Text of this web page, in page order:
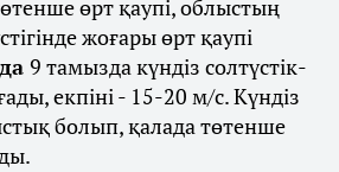
өрт қаупі, облыстың
жоғары өрт қаупі
9 тамызда күндіз солтүстік-
екпіні - 15-20 м/с. Күндіз
болып, қалада төтенше